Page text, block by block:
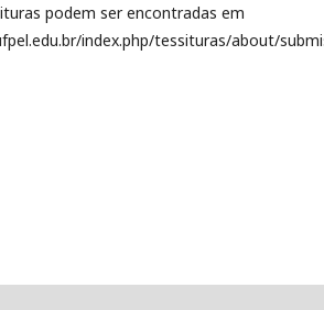
podem ser encontradas em
index.php/tessituras/about/